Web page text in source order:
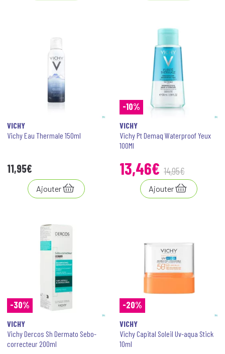
VICHY
Vichy Eau Thermale 150ml
11,95€
Ajouter
-10%
VICHY
Vichy Pt Demaq Waterproof Yeux
100Ml
13,46€ 14,95€
Ajouter
-30%
VICHY
Vichy Dercos Sh Dermato Sebo-
correcteur 200ml
-20%
VICHY
Vichy Capital Soleil Uv-aqua Stick
10ml